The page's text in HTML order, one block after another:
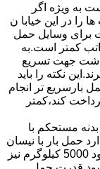
به ویژه اگر
را در این خیابا ن
برای وسایل حمل
کمتر است.به
جهت تسریع
نکته را باید
بارسریع تر انجام
کند،کمتر
مستحکم با
حمل بار با نیسان
2800 کیلو است اما دوبرابر این مقدار یعنی حدود 5000 کیلوگرم نیز